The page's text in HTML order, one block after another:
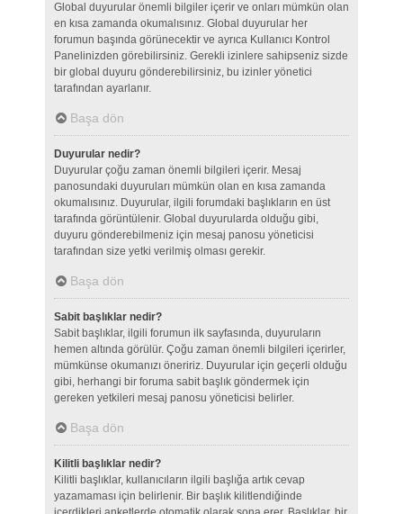
Global duyurular önemli bilgiler içerir ve onları mümkün olan
en kısa zamanda okumalısınız. Global duyurular her
forumun başında görünecektir ve ayrıca Kullanıcı Kontrol
Panelinizden görebilirsiniz. Gerekli izinlere sahipseniz sizde
bir global duyuru gönderebilirsiniz, bu izinler yönetici
tarafından ayarlanır.
Başa dön
Duyurular nedir?
Duyurular çoğu zaman önemli bilgileri içerir. Mesaj
panosundaki duyuruları mümkün olan en kısa zamanda
okumalısınız. Duyurular, ilgili forumdaki başlıkların en üst
tarafında görüntülenir. Global duyurularda olduğu gibi,
duyuru gönderebilmeniz için mesaj panosu yöneticisi
tarafından size yetki verilmiş olması gerekir.
Başa dön
Sabit başlıklar nedir?
Sabit başlıklar, ilgili forumun ilk sayfasında, duyuruların
hemen altında görülür. Çoğu zaman önemli bilgileri içerirler,
mümkünse okumanızı öneririz. Duyurular için geçerli olduğu
gibi, herhangi bir foruma sabit başlık göndermek için
gereken yetkileri mesaj panosu yöneticisi belirler.
Başa dön
Kilitli başlıklar nedir?
Kilitli başlıklar, kullanıcıların ilgili başlığa artık cevap
yazamaması için belirlenir. Bir başlık kilitlendiğinde